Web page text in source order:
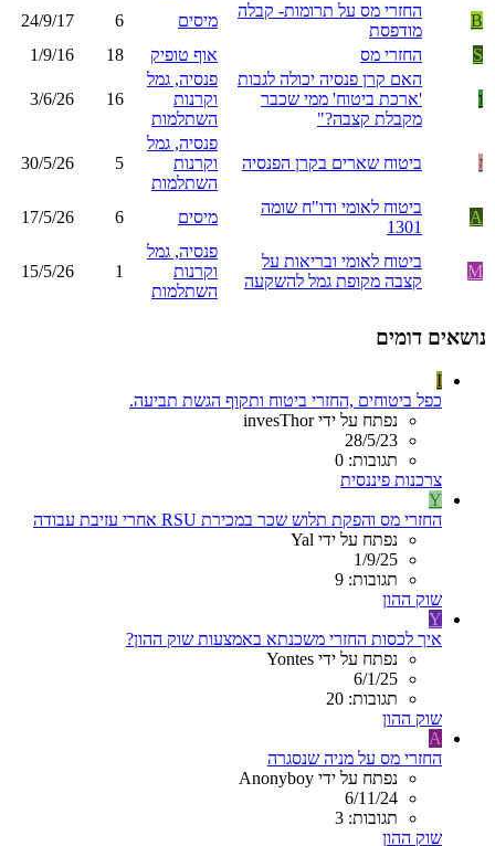
B
החזרי מס על תרומות- קבלה
מודפסת
מיסים 6
24/9/17
S
החזרי מס אוף טופיק 18
1/9/16
ו
האם קרן פנסיה יכולה לגבות
'ארכת ביטוח' ממי שכבר
מקבלת קצבה?"
פנסיה, גמל
וקרנות
השתלמות
16
3/6/26
ז ביטוח שארים בקרן הפנסיה
פנסיה, גמל
וקרנות
השתלמות
5
30/5/26
A
ביטוח לאומי ודו"ח שומה
1301
מיסים 6
17/5/26
M
ביטוח לאומי ובריאות על
קצבה מקופת גמל להשקעה
פנסיה, גמל
וקרנות
השתלמות
1
15/5/26
נושאים דומים
I
כפל ביטוחים ,החזרי ביטוח ותקוף הגשת תביעה.
נפתח על ידי invesThor
28/5/23
תגובות: 0
צרכנות פיננסית
Y
החזרי מס והפקת תלוש שכר במכירת RSU אחרי עזיבת עבודה
נפתח על ידי Yal
1/9/25
תגובות: 9
שוק ההון
Y
איך לכסות החזרי משכנתא באמצעות שוק ההון?
נפתח על ידי Yontes
6/1/25
תגובות: 20
שוק ההון
A
החזרי מס על מניה שנסגרה
נפתח על ידי Anonyboy
6/11/24
תגובות: 3
שוק ההון